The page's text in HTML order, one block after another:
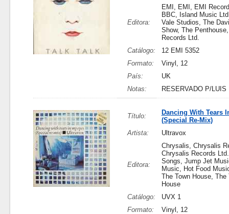
Editora:
EMI, EMI, EMI
BBC, Island Music
Vale Studios, The
Show, The
Records Ltd.
Catálogo:
12 EMI 5352
Formato:
Vinyl, 12
País:
UK
Notas:
RESERVADO P/LUIS
Título:
Dancing With Tears
(Special Re-Mix)
Artista:
Ultravox
Editora:
Chrysalis, Chrysalis
Chrysalis Records
Songs, Jump Jet
Music, Hot Food
The Town House, The
House
Catálogo:
UVX 1
Formato:
Vinyl, 12